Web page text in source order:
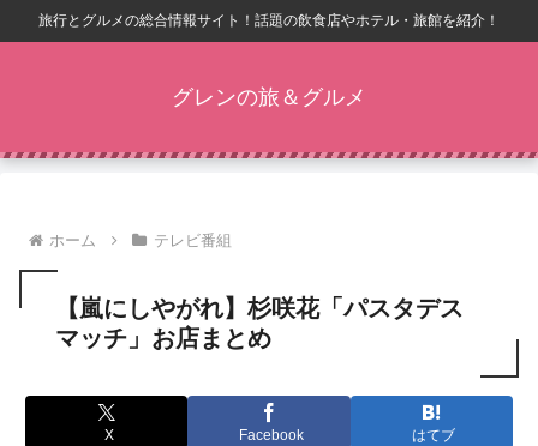
旅行とグルメの総合情報サイト！話題の飲食店やホテル・旅館を紹介！
グレンの旅＆グルメ
ホーム テレビ番組
【嵐にしやがれ】杉咲花「パスタデス
マッチ」お店まとめ
X Facebook はてブ